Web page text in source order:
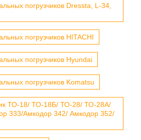
погрузчиков Dressta, L-34,
погрузчиков HITACHI
погрузчиков Hyundai
погрузчиков Komatsu
ТО-18/ ТО-18Б/ ТО-28/ ТО-28А/
333/Амкодор 342/ Амкодор 352/